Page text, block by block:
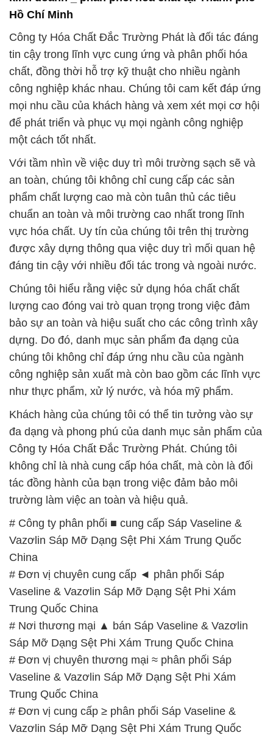
Hồ Chí Minh
Công ty Hóa Chất Đắc Trường Phát là đối tác đáng
tin cậy trong lĩnh vực cung ứng và phân phối hóa
chất, đồng thời hỗ trợ kỹ thuật cho nhiều ngành
công nghiệp khác nhau. Chúng tôi cam kết đáp ứng
mọi nhu cầu của khách hàng và xem xét mọi cơ hội
để phát triển và phục vụ mọi ngành công nghiệp
một cách tốt nhất.
Với tầm nhìn về việc duy trì môi trường sạch sẽ và
an toàn, chúng tôi không chỉ cung cấp các sản
phẩm chất lượng cao mà còn tuân thủ các tiêu
chuẩn an toàn và môi trường cao nhất trong lĩnh
vực hóa chất. Uy tín của chúng tôi trên thị trường
được xây dựng thông qua việc duy trì mối quan hệ
đáng tin cậy với nhiều đối tác trong và ngoài nước.
Chúng tôi hiểu rằng việc sử dụng hóa chất chất
lượng cao đóng vai trò quan trọng trong việc đảm
bảo sự an toàn và hiệu suất cho các công trình xây
dựng. Do đó, danh mục sản phẩm đa dạng của
chúng tôi không chỉ đáp ứng nhu cầu của ngành
công nghiệp sản xuất mà còn bao gồm các lĩnh vực
như thực phẩm, xử lý nước, và hóa mỹ phẩm.
Khách hàng của chúng tôi có thể tin tưởng vào sự
đa dạng và phong phú của danh mục sản phẩm của
Công ty Hóa Chất Đắc Trường Phát. Chúng tôi
không chỉ là nhà cung cấp hóa chất, mà còn là đối
tác đồng hành của bạn trong việc đảm bảo môi
trường làm việc an toàn và hiệu quả.
# Công ty phân phối ■ cung cấp Sáp Vaseline &
Vazơlin Sáp Mỡ Dạng Sệt Phi Xám Trung Quốc
China
# Đơn vị chuyên cung cấp ◄ phân phối Sáp
Vaseline & Vazơlin Sáp Mỡ Dạng Sệt Phi Xám
Trung Quốc China
# Nơi thương mại ▲ bán Sáp Vaseline & Vazơlin
Sáp Mỡ Dạng Sệt Phi Xám Trung Quốc China
# Đơn vị chuyên thương mại ≈ phân phối Sáp
Vaseline & Vazơlin Sáp Mỡ Dạng Sệt Phi Xám
Trung Quốc China
# Đơn vị cung cấp ≥ phân phối Sáp Vaseline &
Vazơlin Sáp Mỡ Dạng Sệt Phi Xám Trung Quốc